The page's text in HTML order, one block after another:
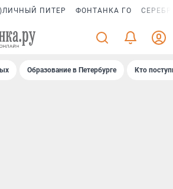
ПИТЕР ФОНТАНКА ГО
Образование в Петербурге Кто